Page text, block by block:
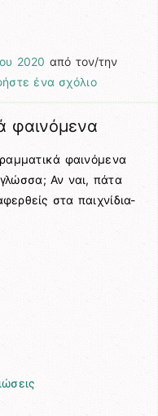
2020 από τον/την
ένα σχόλιο
φαινόμενα
φαινόμενα
Αν ναι, πάτα
στα παιχνίδια-